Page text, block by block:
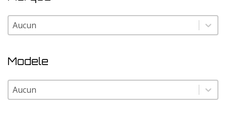
Marque
Marque
Modele
Modele
Modele